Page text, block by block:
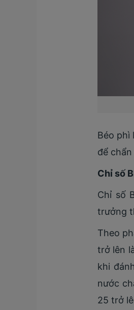
Béo phì
để
Chỉ số
Chỉ số
trưởng
Theo
trở lên
khi
nước
25 trở